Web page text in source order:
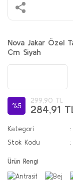
Nova Jakar Özel
Cm Siyah
%5
299,90 TL
284,91
Kategori
Stok Kodu
Ürün Rengi